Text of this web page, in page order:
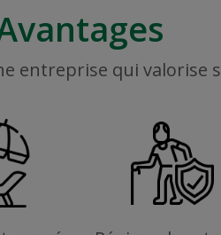
entreprise qui valorise